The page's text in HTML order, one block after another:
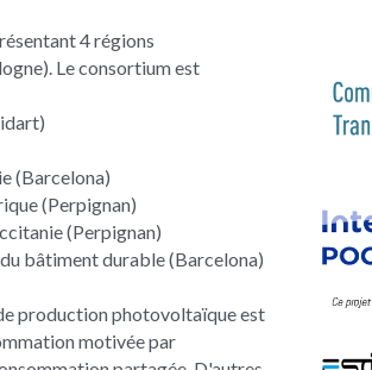
4 régions
Le consortium est
(Barcelona)
(Perpignan)
(Perpignan)
bâtiment durable (Barcelona)
production photovoltaïque est
motivée par